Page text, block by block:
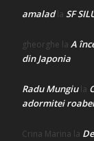
amaladla SF
gheorghe la A
din Japonia
Radu Mungiula
adormitei
Crina Marina la